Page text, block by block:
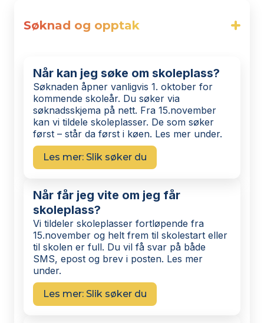
Søknad og opptak
Når kan jeg søke om skoleplass?
Søknaden åpner vanligvis 1. oktober for
kommende skoleår. Du søker via
søknadsskjema på nett. Fra 15.november
kan vi tildele skoleplasser. De som søker
først – står da først i køen. Les mer under.
Les mer: Slik søker du
Når får jeg vite om jeg får
skoleplass?
Vi tildeler skoleplasser fortløpende fra
15.november og helt frem til skolestart eller
til skolen er full. Du vil få svar på både
SMS, epost og brev i posten. Les mer
under.
Les mer: Slik søker du